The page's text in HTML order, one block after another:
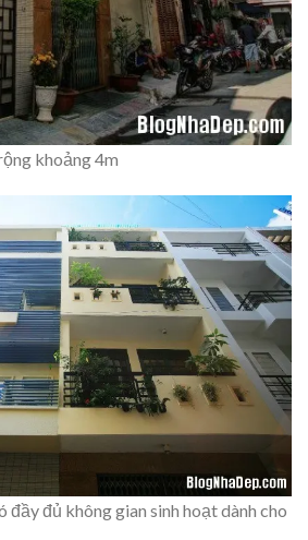
khoảng 4m
đầy đủ không gian sinh hoạt dành cho